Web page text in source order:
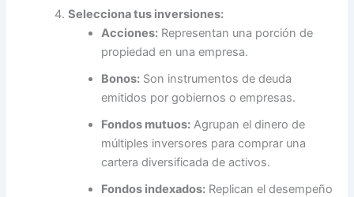
Selecciona tus inversiones:
Acciones: Representan una porción de
propiedad en una empresa.
Bonos: Son instrumentos de deuda
emitidos por gobiernos o empresas.
Fondos mutuos: Agrupan el dinero de
múltiples inversores para comprar una
cartera diversificada de activos.
Fondos indexados: Replican el desempeño